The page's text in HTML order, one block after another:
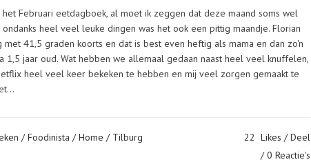
Februari eetdagboek, al moet ik zeggen dat deze maand soms wel
heel veel leuke dingen was het ook een pittig maandje. Florian
met 41,5 graden koorts en dat is best even heftig als mama en dan zo'n
1,5 jaar oud. Wat hebben we allemaal gedaan naast heel veel knuffelen,
heel veel keer bekeken te hebben en mij veel zorgen gemaakt te
/Foodinista /Home / Tilburg
22 Likes
Deel
0 Reactie's